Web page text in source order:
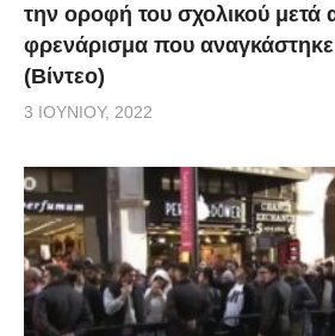
την οροφή του σχολικού
φρενάρισμα που αναγκάστηκε
(Βίντεο)
3 ΙΟΥΝΊΟΥ, 2022